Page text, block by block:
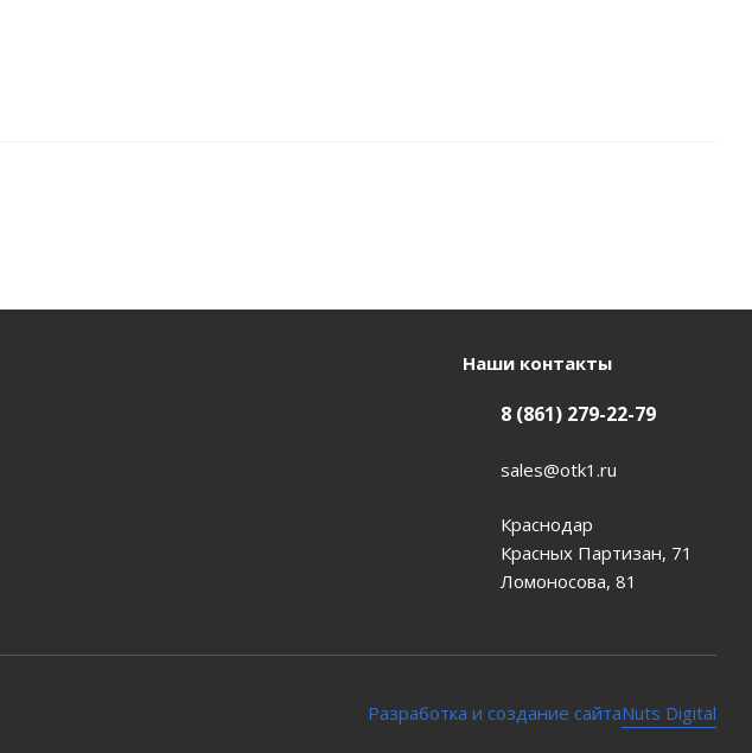
Наши контакты
8 (861) 279-22-79
sales@otk1.ru
Краснодар
Красных Партизан, 71
Ломоносова, 81
Разработка и создание сайтаNuts Digital